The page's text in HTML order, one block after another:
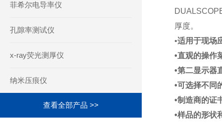
菲希尔电导率仪
孔隙率测试仪
x-ray荧光测厚仪
纳米压痕仪
查看全部产品 >>
厚度。
•适用于现场
•直观的操作
•第二显示器
•可选择不同
•制造商的证
•样品的形状